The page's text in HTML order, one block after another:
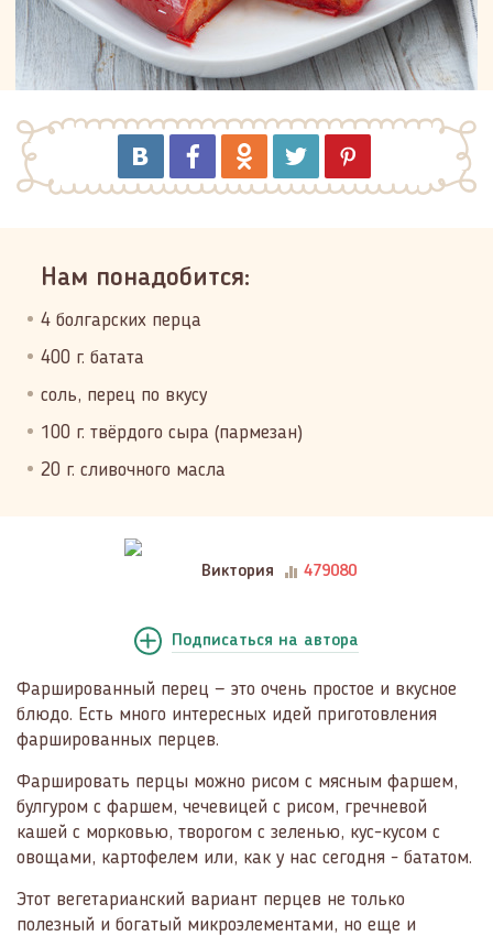
Нам понадобится:
4 болгарских перца
400 г. батата
соль, перец по вкусу
100 г. твёрдого сыра (пармезан)
20 г. сливочного масла
Виктория 479080
Подписаться на автора
Фаршированный перец — это очень простое и вкусное
блюдо. Есть много интересных идей приготовления
фаршированных перцев.
Фаршировать перцы можно рисом с мясным фаршем,
булгуром с фаршем, чечевицей с рисом, гречневой
кашей с морковью, творогом с зеленью, кус-кусом с
овощами, картофелем или, как у нас сегодня - бататом.
Этот вегетарианский вариант перцев не только
полезный и богатый микроэлементами, но еще и